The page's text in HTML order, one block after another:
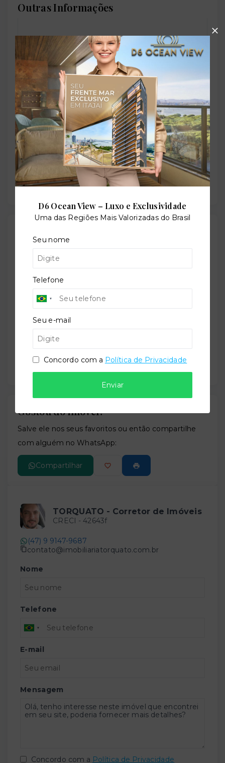
Outras Informações
Referência:
O-82046-128368
Perfil:
Residencial
Situação:
Rua Professor Arruda Sampaio, 147 - Vila Nair - São
Paulo/SP - 04280-140
+
Gostou do imóvel?
Salve ele nos seus favoritos ou então compartilhe
com alguém no WhatsApp:
Compartilhar
TORQUATO - Corretor de Imóveis
CRECI - 42643f
(47) 9 9147-9687
contato@imobiliariatorquato.com.br
Nome
Telefone
E-mail
Mensagem
Concordo com a Política de Privacidade
D6 Ocean View – Luxo e Exclusividade
Uma das Regiões Mais Valorizadas do Brasil
Seu nome
Telefone
Seu e-mail
Concordo com a Política de Privacidade
Enviar